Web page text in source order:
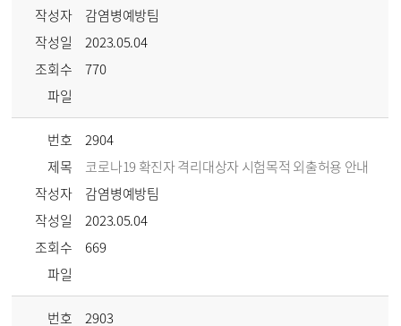
작성자
감염병예방팀
작성일
2023.05.04
조회수
770
파일
번호
2904
제목
코로나19 확진자 격리대상자 시험목적 외출허용 안내
작성자
감염병예방팀
작성일
2023.05.04
조회수
669
파일
번호
2903